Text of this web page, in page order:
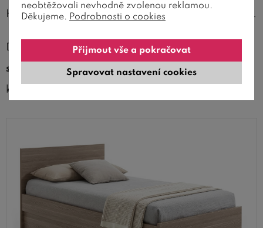
Hrany jsou olepenyABS hranou o síle 0,5 a 2 mm .
Díky použitým materiálům získátepevnou a
stabilní konstrukcis dobrou odolností při
každodenním používání.
neobtěžovali nevhodně zvolenou reklamou.
Děkujeme. Podrobnosti o cookies
Spravovat nastavení cookies
Přijmout vše a pokračovat